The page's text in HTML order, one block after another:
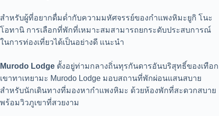
สำหรับผู้ที่อยากดื่มด่ำกับความมหัศจรรย์ของกำแพงหิมะยูกิ โนะ
โอทานิ การเลือกที่พักที่เหมาะสมสามารถยกระดับประสบการณ์
ในการท่องเที่ยวได้เป็นอย่างดี แนะนำ
Murodo Lodge ตั้งอยู่ท่ามกลางถิ่นทุรกันดารอันบริสุทธิ์ของเทือก
เขาทาเทยามะ Murodo Lodge มอบสถานที่พักผ่อนแสนสบาย
สำหรับนักเดินทางที่มองหากำแพงหิมะ ด้วยห้องพักที่สะดวกสบาย
พร้อมวิวภูเขาที่สวยงาม